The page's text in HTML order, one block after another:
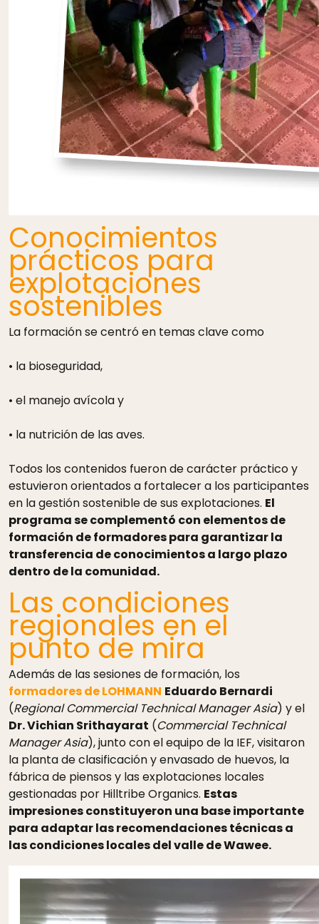
Conocimientos
prácticos para
explotaciones
sostenibles
La formación se centró en temas clave como
• la bioseguridad,
• el manejo avícola y
• la nutrición de las aves.
Todos los contenidos fueron de carácter práctico y
estuvieron orientados a fortalecer a los participantes
en la gestión sostenible de sus explotaciones. El
programa se complementó con elementos de
formación de formadores para garantizar la
transferencia de conocimientos a largo plazo
dentro de la comunidad.
Las condiciones
regionales en el
punto de mira
Además de las sesiones de formación, los
formadores de LOHMANN Eduardo Bernardi
(Regional Commercial Technical Manager Asia) y el
Dr. Vichian Srithayarat (Commercial Technical
Manager Asia), junto con el equipo de la IEF, visitaron
la planta de clasificación y envasado de huevos, la
fábrica de piensos y las explotaciones locales
gestionadas por Hilltribe Organics. Estas
impresiones constituyeron una base importante
para adaptar las recomendaciones técnicas a
las condiciones locales del valle de Wawee.